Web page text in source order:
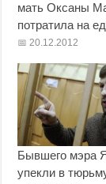
мать Оксаны
потратила на
20.12.2012
Бывшего мэра
упекли в